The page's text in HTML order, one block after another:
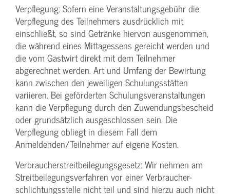
Verpflegung: Sofern eine Veranstaltungs­gebühr die
Verpflegung des Teilnehmers ausdrücklich mit
einschließt, so sind Getränke hiervon ausgenommen,
die während eines Mittagessens gereicht werden und
die vom Gastwirt direkt mit dem Teilnehmer
abgerechnet werden. Art und Umfang der Bewirtung
kann zwischen den jeweiligen Schulungsstätten
variieren. Bei geförderten Schulungs­veranstaltungen
kann die Verpflegung durch den Zuwendungs­bescheid
oder grundsätzlich ausgeschlossen sein. Die
Verpflegung obliegt in diesem Fall dem
Anmeldenden/­Teilnehmer auf eigene Kosten.
Verbraucher­streitbeilegungs­gesetz: Wir nehmen am
Streit­beilegungs­verfahren vor einer Verbraucher­
schlichtungs­stelle nicht teil und sind hierzu auch nicht